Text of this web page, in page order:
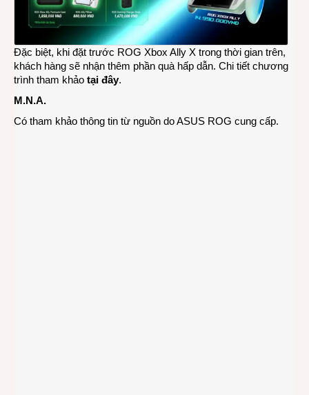
Đặc biệt, khi đặt trước ROG Xbox Ally X trong thời gian trên,
khách hàng sẽ nhận thêm phần quà hấp dẫn. Chi tiết chương
trình tham khảo tại đây.
M.N.A.
Có tham khảo thông tin từ nguồn do ASUS ROG cung cấp.